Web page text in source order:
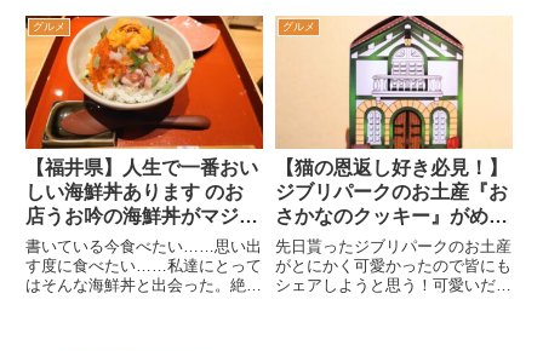
が魅力だ。「でも、お高いんでし
ょう？」と思ったあなた、私がリ
ピート買いしているのは『業務ス
ーパーの馬肉』はコスパまで最強
なのである。
スタート！前回よく分からないけ
ど素敵な場所で美味しいパスタを
食べた我々は、今度こそ道の駅オ
リーブ公園を目指した。そ...
グルメ
【福井県】人生で一番おい
しい海鮮丼あります のお
店うお吟の海鮮丼がマジで
絶品で忘れられない
書いている今食べたい……思い出
す度に食べたい……私達にとって
はそんな海鮮丼と出会った。絶品
グルメ
【猫の恩返し好き必見！】
ジブリパークのお土産『お
さかなのクッキー』がめち
ゃくちゃ可愛い！
先日貰ったジブリパークのお土産
がとにかく可愛かったので皆にも
シェアしようと思う！可愛いだけ